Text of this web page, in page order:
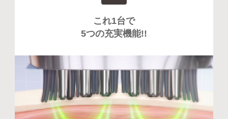
これ1台で
5つの充実機能!!